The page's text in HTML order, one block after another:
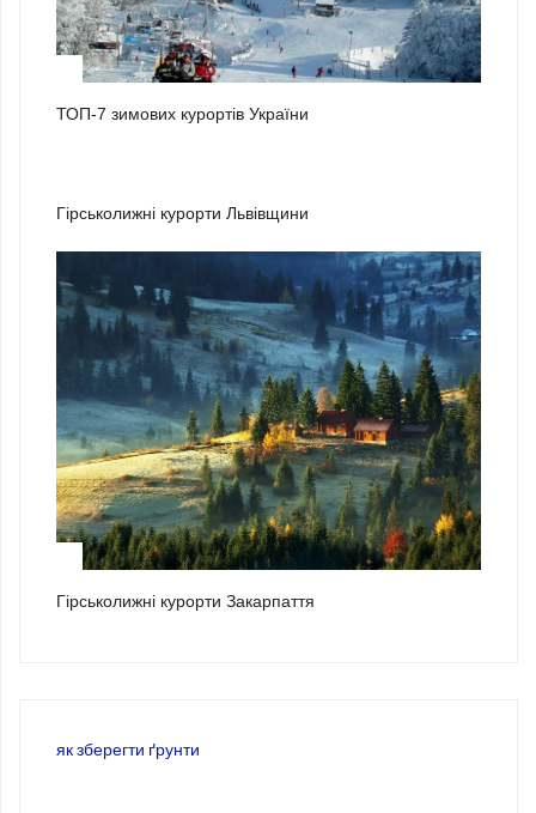
ТОП-7 зимових курортів України
Гірськолижні курорти Львівщини
Гірськолижні курорти Закарпаття
як зберегти ґрунти